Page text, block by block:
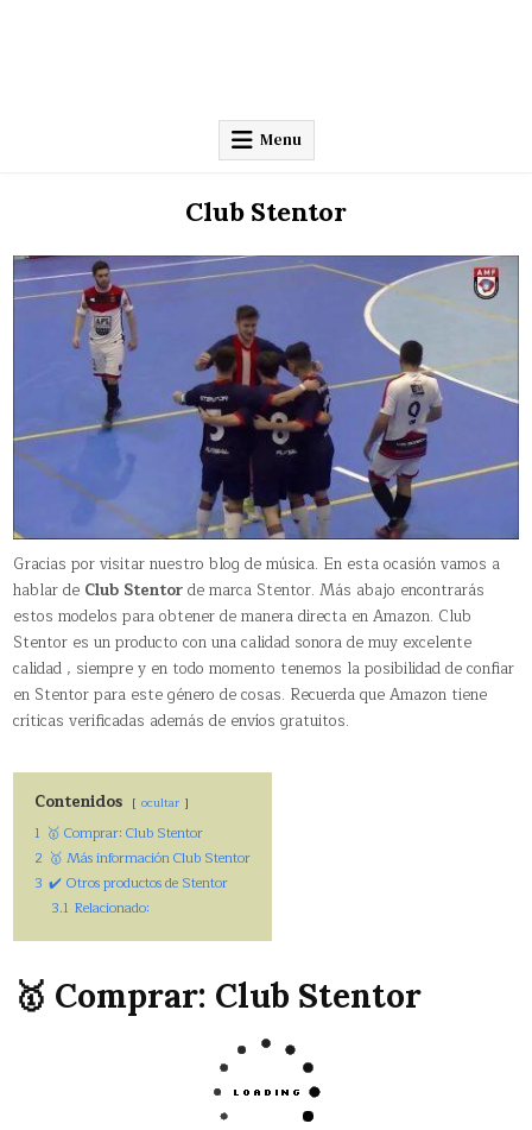
Menu
Club Stentor
Gracias por visitar nuestro blog de música. En esta ocasión vamos a
hablar de Club Stentorde marca Stentor. Más abajo encontrarás
estos modelos para obtener de manera directa en Amazon. Club
Stentor es un producto con una calidad sonora de muy excelente
calidad , siempre y en todo momento tenemos la posibilidad de confiar
en Stentor para este género de cosas. Recuerda que Amazon tiene
críticas verificadas además de envíos gratuitos.
Contenidos ocultar
1 🥇 Comprar: Club Stentor
2 🥇 Más información Club Stentor
3 ✔️ Otros productos de Stentor
3.1 Relacionado:
🥇 Comprar: Club Stentor